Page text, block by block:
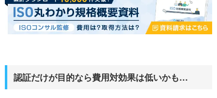
認証だけが目的なら費用対効果は低いかも…